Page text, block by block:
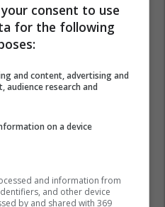
consent to use
for the following
and content, advertising and
audience research and
on a device
and information from
and other device
by and shared with 369